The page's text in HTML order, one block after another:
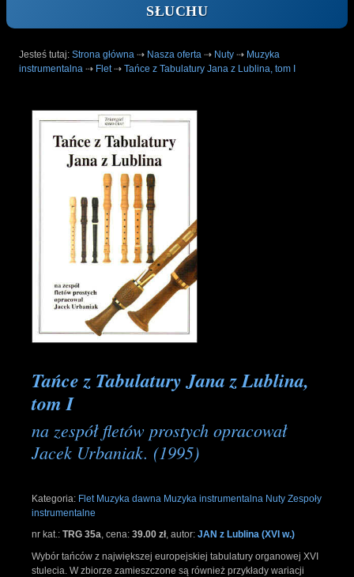
SŁUCHU
Jesteś tutaj: Strona główna ⇢ Nasza oferta ⇢ Nuty ⇢ Muzyka
instrumentalna ⇢ Flet⇢ Tańce z Tabulatury Jana z Lublina, tom I
Tańce z Tabulatury Jana z Lublina,
tom I
na zespół fletów prostych opracował
Jacek Urbaniak. (1995)
Kategoria: Flet Muzyka dawna Muzyka instrumentalna Nuty Zespoły
instrumentalne
nr kat.: TRG 35a, cena: 39.00 zł, autor: JAN z Lublina (XVI w.)
Wybór tańców z największej europejskiej tabulatury organowej XVI
stulecia. W zbiorze zamieszczone są również przykłady wariacji